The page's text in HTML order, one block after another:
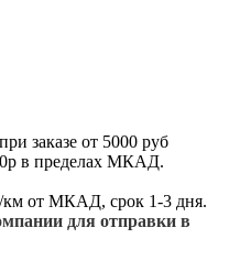
заказе от 5000 руб
в пределах МКАД.
км от МКАД, срок 1-3 дня.
для отправки в